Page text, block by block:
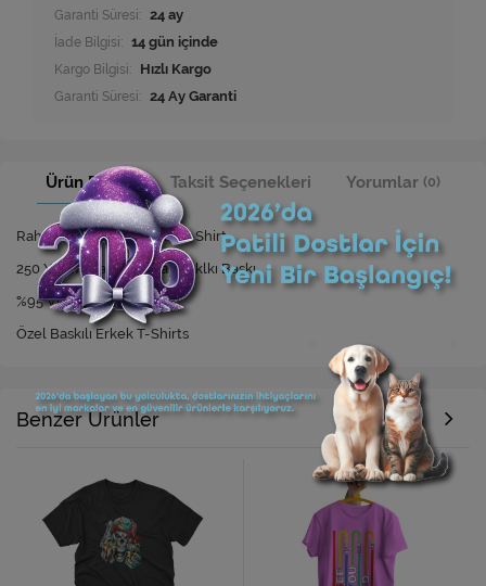
Garanti Süresi: 24 ay
İade Bilgisi:
Kargo Bilgisi: Hızlı Kargo
Garanti Süresi: 24 Ay Garanti
Ürün Bilgisi Taksit Seçenekleri Yorumlar (0)
Rahat Kesim Özel Baskılı T-Shirt
250 Yıkamaya Kadar Dayanıklkı Baskı
%95 Viskon %5 Elastan
Özel Baskılı Erkek T-Shirts
Benzer Ürünler